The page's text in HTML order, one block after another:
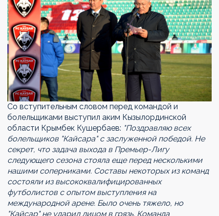
Со вступительным словом перед командой и
болельщиками выступил аким Кызылординской
области Крымбек Кушербаев: "Поздравляю всех
болельщиков "Кайсара" с заслуженной победой. Не
секрет, что задача выхода в Премьер-Лигу
следующего сезона стояла еще перед несколькими
нашими соперниками. Составы некоторых из команд
состояли из высококвалифицированных
футболистов с опытом выступления на
международной арене. Было очень тяжело, но
"Кайсар" не ударил лицом в грязь. Команда